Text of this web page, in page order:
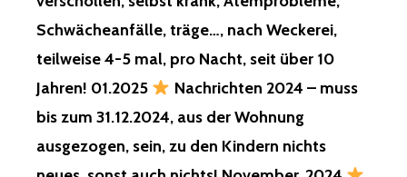
VOM
TYP
MIT
INFARKT,
Schwächeanfälle, träge…, nach Weckerei,
teilweise 4-5 mal, pro Nacht, seit über 10
Jahren! 01.2025
Nachrichten 2024 – muss
bis zum 31.12.2024, aus der Wohnung
ausgezogen, sein, zu den Kindern nichts